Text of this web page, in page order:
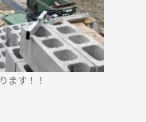
ます！！